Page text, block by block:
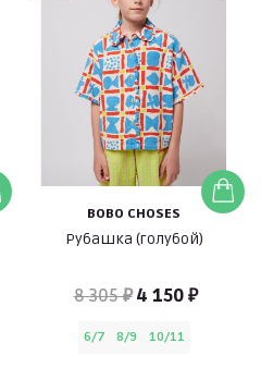
BOBO CHOSES
Рубашка (голубой)
8 305 ₽ 4 150 ₽
6/7 8/9 10/11